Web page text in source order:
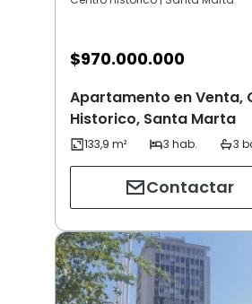
$970.000.000
Apartamento en Venta,
Historico, Santa Marta
Contactar